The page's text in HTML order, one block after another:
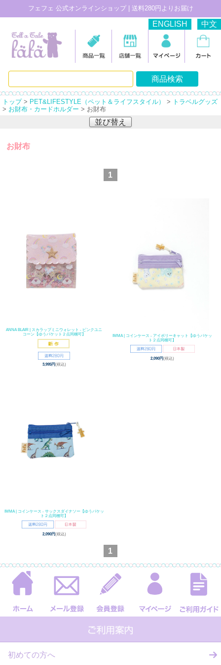
フェフェ 公式オンラインショップ | 送料280円よりお届け
ENGLISH 中文
トップ> PET&LIFESTYLE（ペット＆ライフスタイル） > トラベルグッズ
> お財布・カードホルダー > お財布
並び替え
お財布
1
ANNA BLAIR | スカラップミニウォレット - ピンクユニ
コーン【ゆうパケット２点同梱可】
3,995円(税込)
IMMA | コインケース - アイボリーキャット【ゆうパケッ
ト２点同梱可】
2,090円(税込)
IMMA | コインケース - サックスダイナソー【ゆうパケッ
ト２点同梱可】
2,090円(税込)
1
初めての方へ